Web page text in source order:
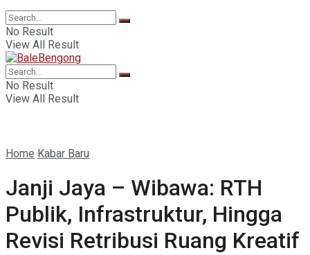
No Result
View All Result
No Result
View All Result
Home Kabar Baru
Janji Jaya – Wibawa: RTH
Publik, Infrastruktur, Hingga
Revisi Retribusi Ruang Kreatif